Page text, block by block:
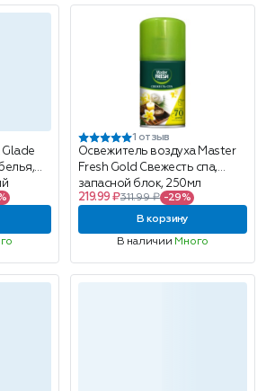
Glade
1 отзыв
Освежитель воздуха Master
Fresh Gold Свежесть спа,
запасной блок, 250мл
219.99 ₽311.99 ₽ -29%
В корзину
В наличии Много